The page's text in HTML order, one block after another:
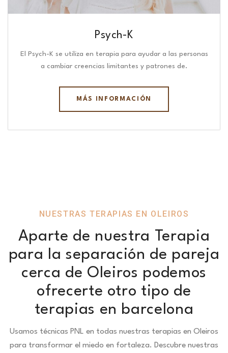
Psych-K
El Psych-K se utiliza en terapia para ayudar a las personas
a cambiar creencias limitantes y patrones de.
MÁS INFORMACIÓN
NUESTRAS TERAPIAS EN OLEIROS
Aparte de nuestra Terapia
para la separación de pareja
cerca de Oleiros podemos
ofrecerte otro tipo de
terapias en barcelona
Usamos técnicas PNL en todas nuestras terapias en Oleiros
para transformar el miedo en fortaleza. Descubre nuestras